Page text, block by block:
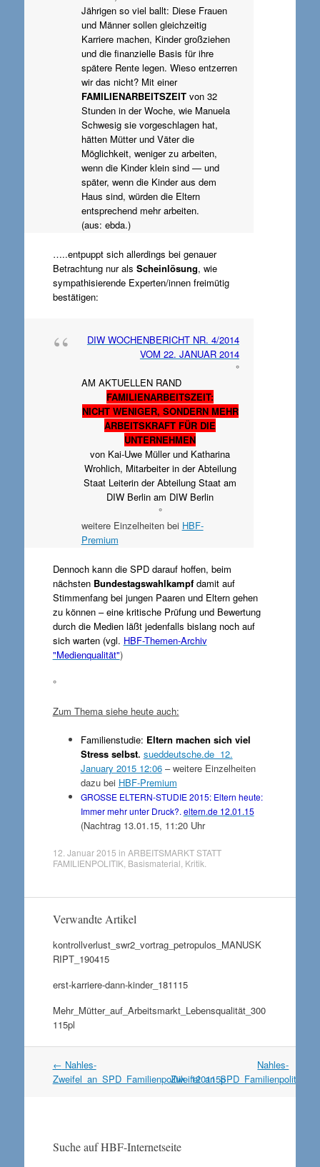
Jährigen so viel ballt: Diese Frauen
und Männer sollen gleichzeitig
Karriere machen, Kinder großziehen
und die finanzielle Basis für ihre
spätere Rente legen. Wieso entzerren
wir das nicht? Mit einer
FAMILIENARBEITSZEITvon 32
Stunden in der Woche, wie Manuela
Schwesig sie vorgeschlagen hat,
hätten Mütter und Väter die
Möglichkeit, weniger zu arbeiten,
wenn die Kinder klein sind — und
später, wenn die Kinder aus dem
Haus sind, würden die Eltern
entsprechend mehr arbeiten.
(aus: ebda.)
…..entpuppt sich allerdings bei genauer
Betrachtung nur als Scheinlösung, wie
sympathisierende Experten/innen freimütig
bestätigen:
DIW WOCHENBERICHT NR. 4/2014
VOM 22. JANUAR 2014
°
AM AKTUELLEN RAND
FAMILIENARBEITSZEIT:
NICHT WENIGER, SONDERN MEHR
ARBEITSKRAFT FÜR DIE
UNTERNEHMEN
von Kai-Uwe Müller und Katharina
Wrohlich, Mitarbeiter in der Abteilung
Staat Leiterin der Abteilung Staat am
DIW Berlin am DIW Berlin
°
weitere Einzelheiten bei HBF-
Premium
Dennoch kann die SPD darauf hoffen, beim
nächsten Bundestagswahlkampfdamit auf
Stimmenfang bei jungen Paaren und Eltern gehen
zu können – eine kritische Prüfung und Bewertung
durch die Medien läßt jedenfalls bislang noch auf
sich warten (vgl. HBF-Themen-Archiv
"Medienqualität")
°
Zum Thema siehe heute auch:
Familienstudie: Eltern machen sich viel
Stress selbst. sueddeutsche.de 12.
January 2015 12:06– weitere Einzelheiten
dazu bei HBF-Premium
GROSSE ELTERN-STUDIE 2015: Eltern heute:
Immer mehr unter Druck?. eltern.de 12.01.15
(Nachtrag 13.01.15, 11:20 Uhr
12. Januar 2015 in ARBEITSMARKT STATT
FAMILIENPOLITIK, Basismaterial Kritik
Verwandte Artikel
kontrollverlust_swr2_vortrag_petropulos_MANUSK
RIPT_190415
erst-karriere-dann-kinder_181115
Mehr_Mütter_auf_Arbeitsmarkt_Lebensqualität_300
115pl
Artikel
Navigation
← Nahles-
Zweifel_an_SPD_Familienpolitik_120115p
Nahles-
Suche auf HBF-Internetseite